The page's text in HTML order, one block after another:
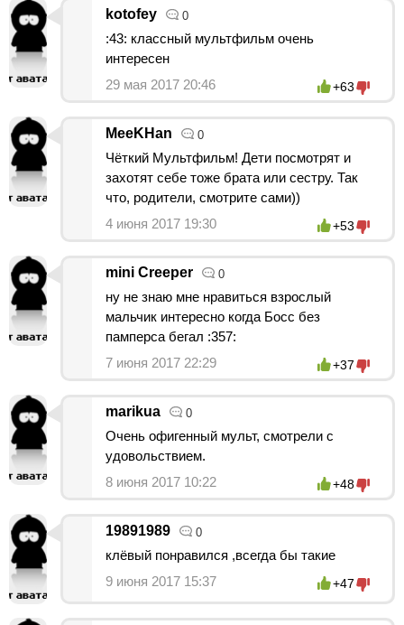
kotofey 0
:43: классный мультфильм очень
интересен
29 мая 2017 20:46
+63
MeeKHan 0
Чёткий Мультфильм! Дети посмотрят и
захотят себе тоже брата или сестру. Так
что, родители, смотрите сами))
4 июня 2017 19:30
+53
mini Creeper 0
ну не знаю мне нравиться взрослый
мальчик интересно когда Босс без
памперса бегал :357:
7 июня 2017 22:29
+37
marikua 0
Очень офигенный мульт, смотрели с
удовольствием.
8 июня 2017 10:22
+48
19891989 0
клёвый понравился ,всегда бы такие
9 июня 2017 15:37
+47